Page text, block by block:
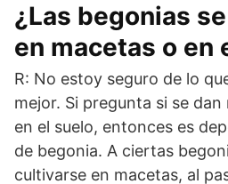
¿Las begonias
en macetas o en
R: No estoy seguro de lo
mejor. Si pregunta si se
en el suelo, entonces es
de begonia. A ciertas
cultivarse en macetas, al